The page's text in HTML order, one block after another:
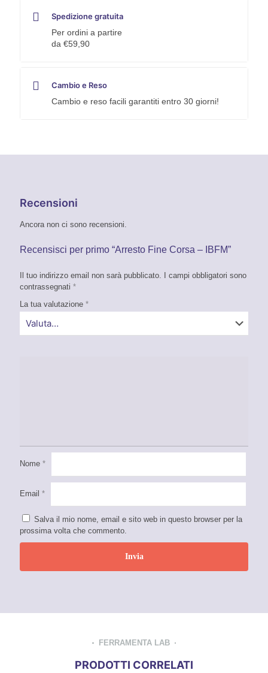
Spedizione gratuita
Per ordini a partire
da €59,90
Cambio e Reso
Cambio e reso facili garantiti entro 30 giorni!
Recensioni
Ancora non ci sono recensioni.
Recensisci per primo “Arresto Fine Corsa – IBFM”
Il tuo indirizzo email non sarà pubblicato.
I campi obbligatori sono
contrassegnati *
La tua valutazione *
Nome *
Email *
Salva il mio nome, email e sito web in questo browser per la
prossima volta che commento.
FERRAMENTA LAB
PRODOTTI CORRELATI